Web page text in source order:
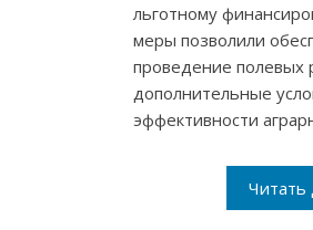
льготному
меры позволили
проведение полевых
дополнительные
эффективности
Читать